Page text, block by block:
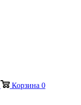
Корзина 0